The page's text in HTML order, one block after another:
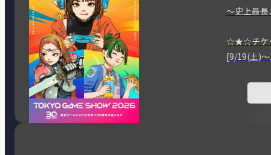
～史上最長
☆★☆チケ
[9/19(土)